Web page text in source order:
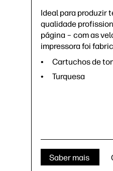
Ideal para produzir
qualidade
página – com as
impressora foi
Cartuchos de
Turquesa
Saber mais